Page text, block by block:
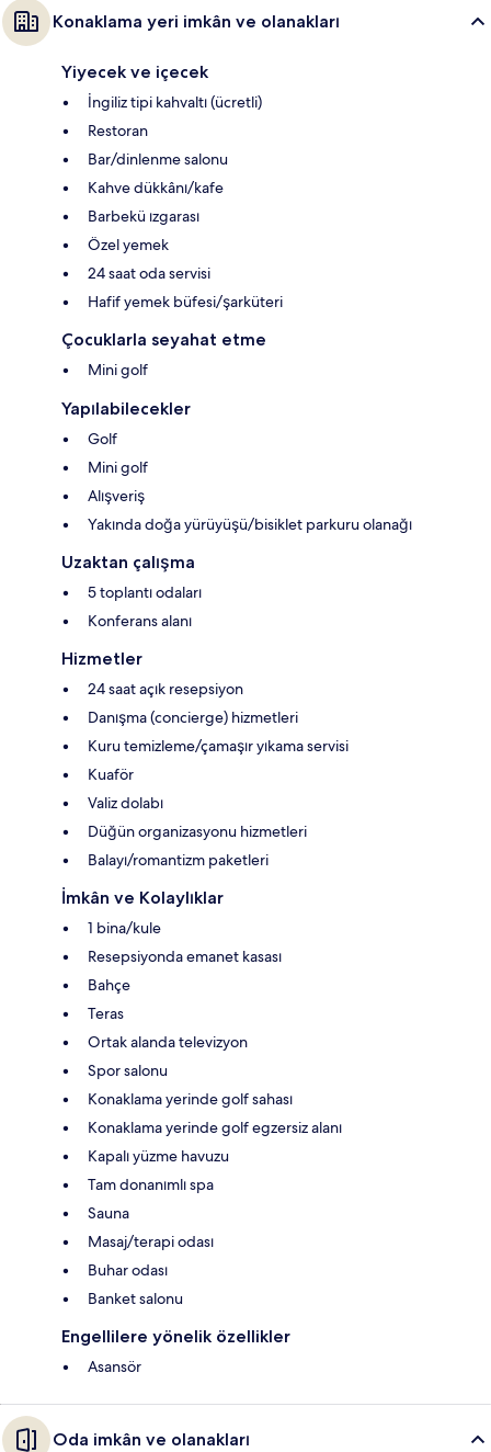
Konaklama yeri imkân ve olanakları
Yiyecek ve içecek
İngiliz tipi kahvaltı (ücretli)
Restoran
Bar/dinlenme salonu
Kahve dükkânı/kafe
Barbekü ızgarası
Özel yemek
24 saat oda servisi
Hafif yemek büfesi/şarküteri
Çocuklarla seyahat etme
Mini golf
Yapılabilecekler
Golf
Mini golf
Alışveriş
Yakında doğa yürüyüşü/bisiklet parkuru olanağı
Uzaktan çalışma
5 toplantı odaları
Konferans alanı
Hizmetler
24 saat açık resepsiyon
Danışma (concierge) hizmetleri
Kuru temizleme/çamaşır yıkama servisi
Kuaför
Valiz dolabı
Düğün organizasyonu hizmetleri
Balayı/romantizm paketleri
İmkân ve Kolaylıklar
1 bina/kule
Resepsiyonda emanet kasası
Bahçe
Teras
Ortak alanda televizyon
Spor salonu
Konaklama yerinde golf sahası
Konaklama yerinde golf egzersiz alanı
Kapalı yüzme havuzu
Tam donanımlı spa
Sauna
Masaj/terapi odası
Buhar odası
Banket salonu
Engellilere yönelik özellikler
Asansör
Oda imkân ve olanakları